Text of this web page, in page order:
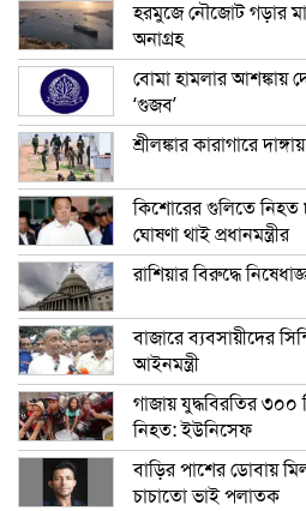
হরমুজে নৌজোট গড়ার
অনাগ্রহ
বোমা হামলার আশঙ্কায়
‘গুজব’
শ্রীলঙ্কার কারাগারে
কিশোরের গুলিতে
ঘোষণা থাই প্রধানমন্ত্রীর
রাশিয়ার বিরুদ্ধে
বাজারে ব্যবসায়ীদের
আইনমন্ত্রী
গাজায় যুদ্ধবিরতির ৩০০
নিহত: ইউনিসেফ
বাড়ির পাশের ডোবায়
চাচাতো ভাই পলাতক